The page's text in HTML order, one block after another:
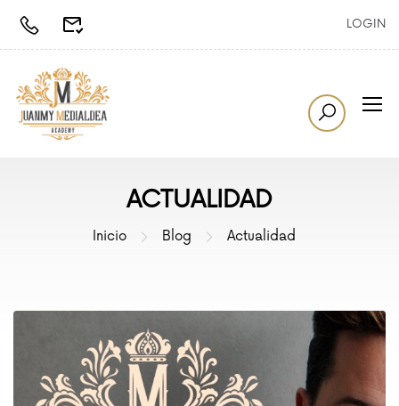
LOGIN
ACTUALIDAD
Inicio Blog Actualidad